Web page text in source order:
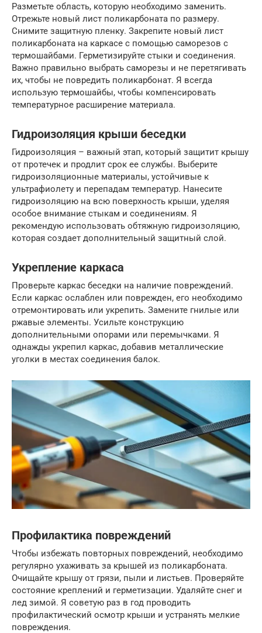
Разметьте область, которую необходимо заменить.
Отрежьте новый лист поликарбоната по размеру.
Снимите защитную пленку. Закрепите новый лист
поликарбоната на каркасе с помощью саморезов с
термошайбами. Герметизируйте стыки и соединения.
Важно правильно выбрать саморезы и не перетягивать
их, чтобы не повредить поликарбонат. Я всегда
использую термошайбы, чтобы компенсировать
температурное расширение материала.
Гидроизоляция крыши беседки
Гидроизоляция – важный этап, который защитит крышу
от протечек и продлит срок ее службы. Выберите
гидроизоляционные материалы, устойчивые к
ультрафиолету и перепадам температур. Нанесите
гидроизоляцию на всю поверхность крыши, уделяя
особое внимание стыкам и соединениям. Я
рекомендую использовать обтяжную гидроизоляцию,
которая создает дополнительный защитный слой.
Укрепление каркаса
Проверьте каркас беседки на наличие повреждений.
Если каркас ослаблен или поврежден, его необходимо
отремонтировать или укрепить. Замените гнилые или
ржавые элементы. Усильте конструкцию
дополнительными опорами или перемычками. Я
однажды укрепил каркас, добавив металлические
уголки в местах соединения балок.
Профилактика повреждений
Чтобы избежать повторных повреждений, необходимо
регулярно ухаживать за крышей из поликарбоната.
Очищайте крышу от грязи, пыли и листьев. Проверяйте
состояние креплений и герметизации. Удаляйте снег и
лед зимой. Я советую раз в год проводить
профилактический осмотр крыши и устранять мелкие
повреждения.